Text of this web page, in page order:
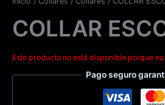
COLLAR
Este producto no está disponible porque
Pago seguro